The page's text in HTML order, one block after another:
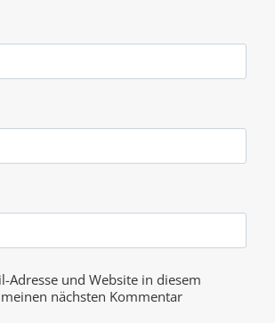
Adresse und Website in diesem
nächsten Kommentar